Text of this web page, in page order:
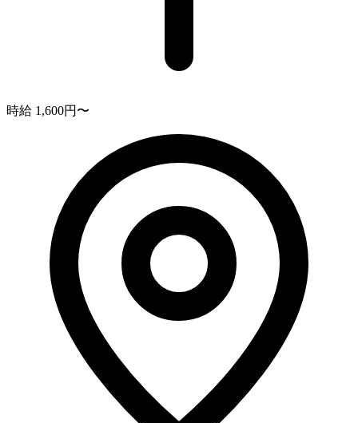
時給 1,600円〜